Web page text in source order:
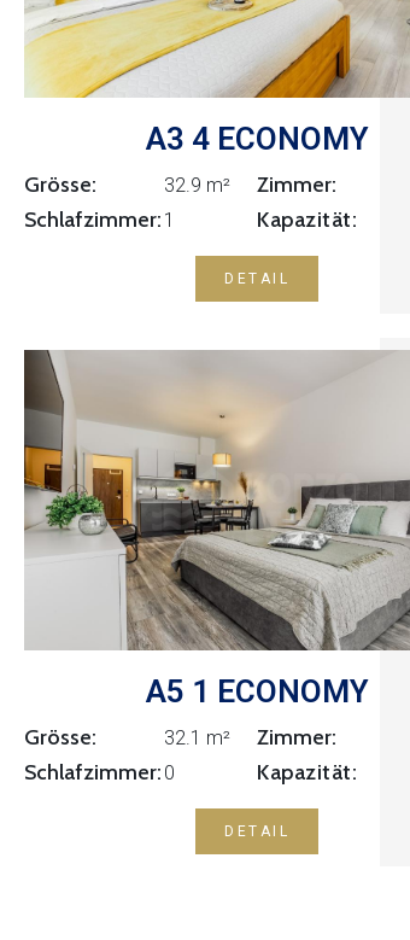
A3 4 ECONOMY
Grösse: 32.9 m² Zimmer:
Schlafzimmer: 1 Kapazität:
DETAIL
A5 1 ECONOMY
Grösse: 32.1 m² Zimmer:
Schlafzimmer: 0 Kapazität:
DETAIL